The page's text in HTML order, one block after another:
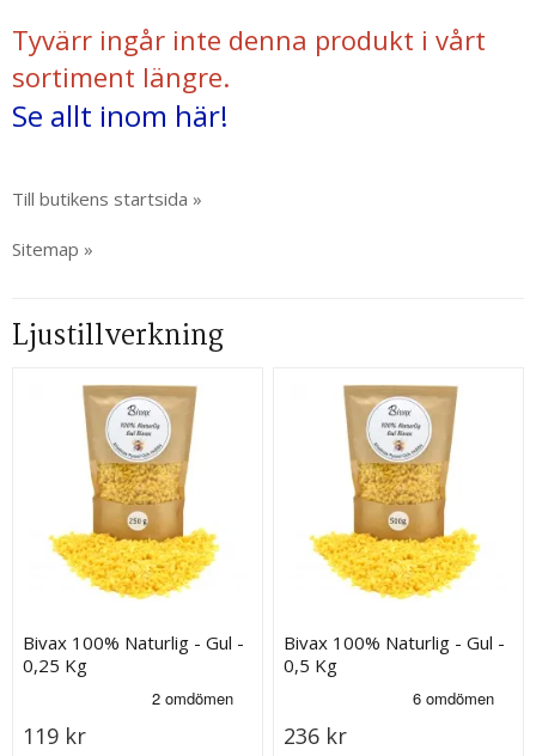
Tyvärr ingår inte denna produkt i vårt
sortiment längre.
Se allt inom här!
Till butikens startsida »
Sitemap »
Ljustillverkning
Bivax 100% Naturlig - Gul -
0,25 Kg
119 kr
Bivax 100% Naturlig - Gul -
0,5 Kg
236 kr